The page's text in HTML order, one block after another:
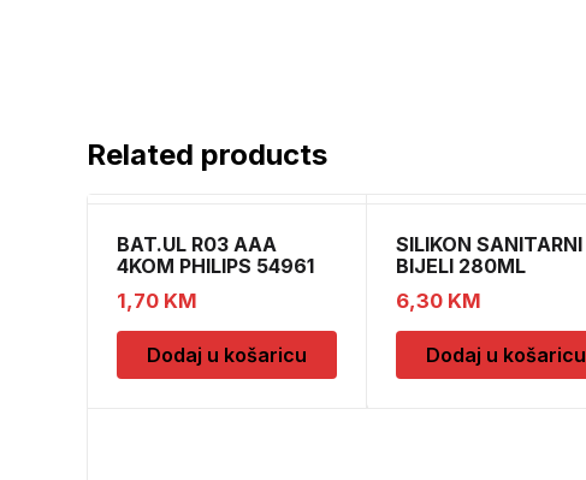
Related products
BAT.UL R03 AAA
4KOM PHILIPS 54961
1,70 KM
Dodaj u košaricu
SILIKON SANITARNI
BIJELI 280ML
6,30 KM
Dodaj u košaricu